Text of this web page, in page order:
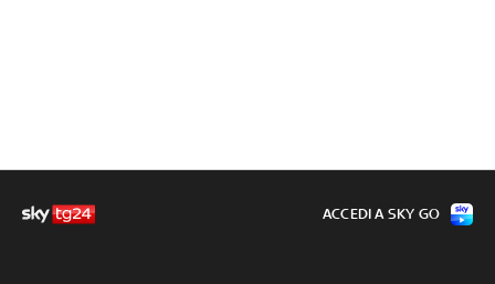
ACCEDI A SKY GO